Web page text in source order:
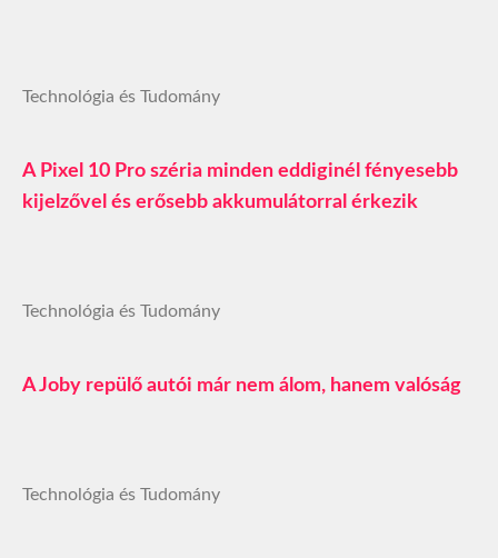
Technológia és Tudomány
A Pixel 10 Pro széria minden eddiginél fényesebb
kijelzővel és erősebb akkumulátorral érkezik
Technológia és Tudomány
A Joby repülő autói már nem álom, hanem valóság
Technológia és Tudomány